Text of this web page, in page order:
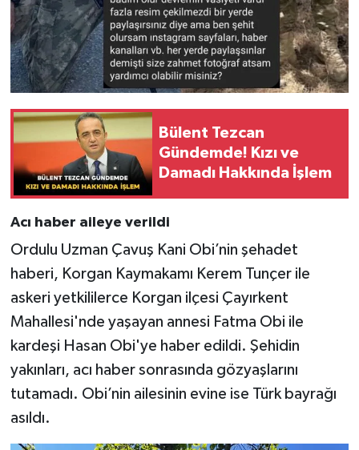
Bülent Tezcan
Gündemde! Kızı ve
Damadı Hakkında İşlem
Acı haber aileye verildi
Ordulu Uzman Çavuş Kani Obi’nin şehadet
haberi, Korgan Kaymakamı Kerem Tunçer ile
askeri yetkililerce Korgan ilçesi Çayırkent
Mahallesi'nde yaşayan annesi Fatma Obi ile
kardeşi Hasan Obi'ye haber edildi. Şehidin
yakınları, acı haber sonrasında gözyaşlarını
tutamadı. Obi’nin ailesinin evine ise Türk bayrağı
asıldı.